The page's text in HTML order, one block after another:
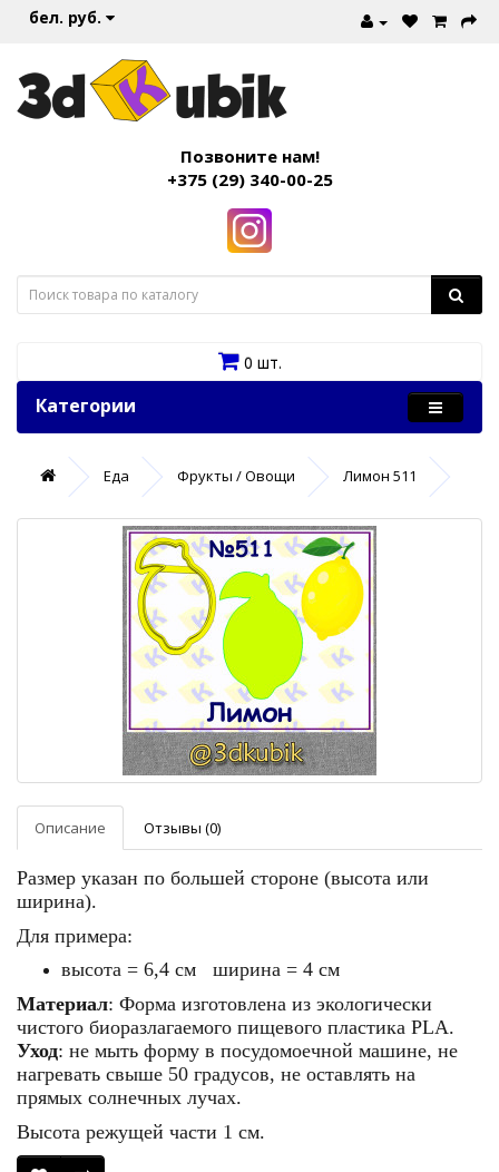
бел. руб.
Позвоните нам!
+375 (29) 340-00-25
0 шт.
Категории
Еда Фрукты / Овощи Лимон 511
Описание Отзывы (0)
Размер указан по большей стороне (высота или
ширина).
Для примера:
высота = 6,4 см ширина = 4 см
Материал: Форма изготовлена из экологически
чистого биоразлагаемого пищевого пластика PLA.
Уход: не мыть форму в посудомоечной машине, не
нагревать свыше 50 градусов, не оставлять на
прямых солнечных лучах.
Высота режущей части 1 см.